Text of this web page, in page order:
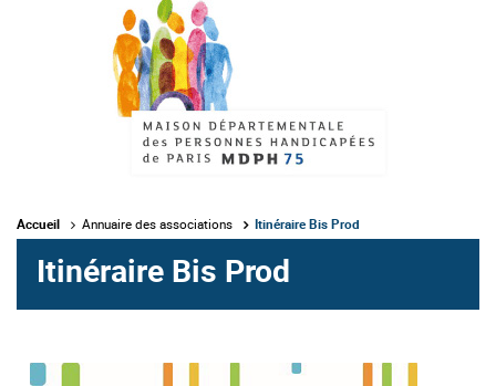
Accueil Annuaire des associations Itinéraire Bis Prod
Itinéraire Bis Prod